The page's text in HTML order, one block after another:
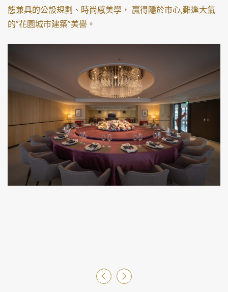
態兼具的公設規劃、時尚感美學， 贏得隱於市心,難逢大氣
的”花園城市建築”美譽。